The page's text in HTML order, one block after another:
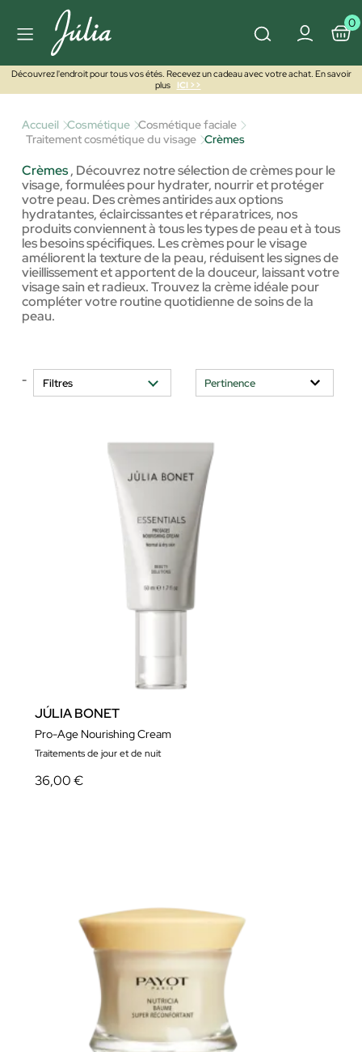
0
Découvrez l'endroit pour tous vos étés. Recevez un cadeau avec votre achat. En savoir
plus
ICI >>
Accueil Cosmétique Cosmétique faciale
Traitement cosmétique du visage Crèmes
Crèmes, Découvrez notre sélection de crèmes pour le
visage, formulées pour hydrater, nourrir et protéger
votre peau. Des crèmes antirides aux options
hydratantes, éclaircissantes et réparatrices, nos
produits conviennent à tous les types de peau et à tous
les besoins spécifiques. Les crèmes pour le visage
améliorent la texture de la peau, réduisent les signes de
vieillissement et apportent de la douceur, laissant votre
visage sain et radieux. Trouvez la crème idéale pour
compléter votre routine quotidienne de soins de la
peau.
- Filtres
JÚLIA BONET
Pro-Age Nourishing Cream
Traitements de jour et de nuit
36,00 €